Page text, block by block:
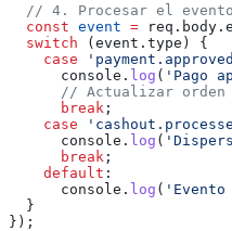
  // 4. Procesar el evento
  const
event = req . body .
  switch
(event . type ) {
    case
      console
. log ( 'Pago
// Actualizar orden
      break
;
    case
      console
. log (
      break
;
    default
:
      console
. log (
  }
});